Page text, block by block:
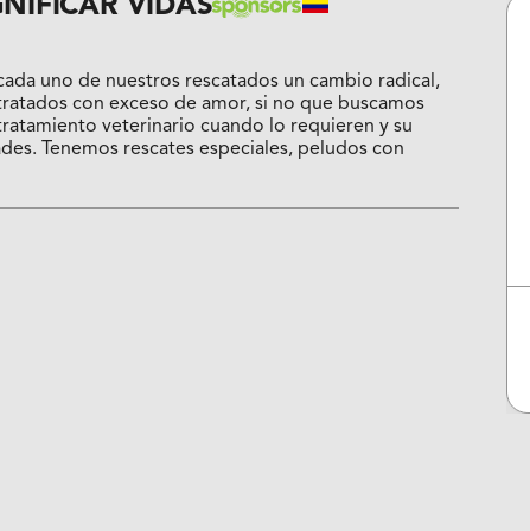
VIDAS
uno de nuestros rescatados un cambio radical,
con exceso de amor, si no que buscamos
veterinario cuando lo requieren y su
Tenemos rescates especiales, peludos con